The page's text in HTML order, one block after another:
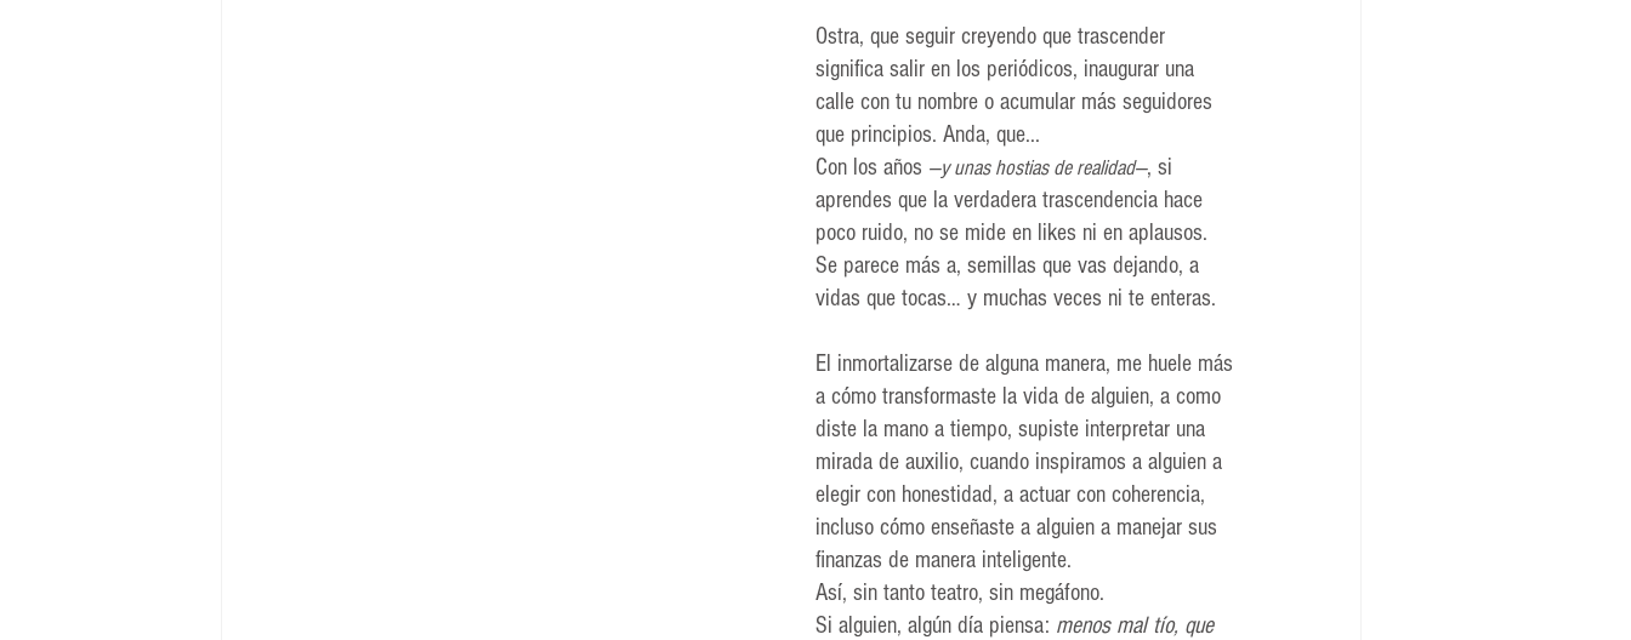
Ostra, que seguir creyendo que trascender
significa salir en los periódicos, inaugurar una
calle con tu nombre o acumular más seguidores
que principios. Anda, que...
Con los años —y unas hostias de realidad—, si
aprendes que la verdadera trascendencia hace
poco ruido, no se mide en likes ni en aplausos.
Se parece más a, semillas que vas dejando, a
vidas que tocas… y muchas veces ni te enteras.
El inmortalizarse de alguna manera, me huele más
a cómo transformaste la vida de alguien, a como
diste la mano a tiempo, supiste interpretar una
mirada de auxilio, cuando inspiramos a alguien a
elegir con honestidad, a actuar con coherencia,
incluso cómo enseñaste a alguien a manejar sus
finanzas de manera inteligente.
Así, sin tanto teatro, sin megáfono.
Si alguien, algún día piensa: menos mal tío, que